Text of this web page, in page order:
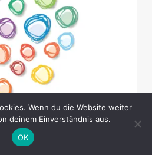
Wenn du die Website weiter
deinem Einverständnis aus.
OK